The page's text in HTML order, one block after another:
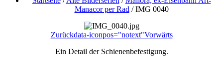
Manacor per Rad /IMG 0040
Zurückdata-iconpos="notext"Vorwärts
Ein Detail der Schienenbefestigung.